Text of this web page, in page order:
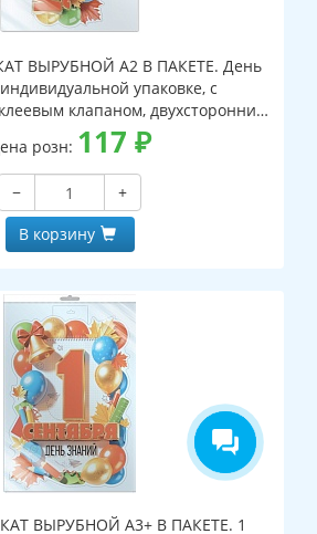
ВЫРУБНОЙ А2 В ПАКЕТЕ. День
упаковке, с
клапаном, двухсторонний,
ВД-лак)
розн: 117 ₽
−
+
В корзину
ВЫРУБНОЙ А3+ В ПАКЕТЕ. 1